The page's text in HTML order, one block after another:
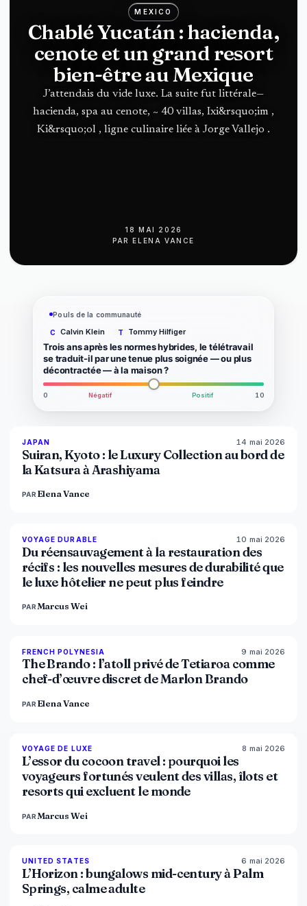
MEXICO
Chablé Yucatán : hacienda,
cenote et un grand resort
bien-être au Mexique
J’attendais du vide luxe. La suite fut littérale—
hacienda, spa au cenote, ~ 40 villas, Ixi&rsquo;im ,
Ki&rsquo;ol , ligne culinaire liée à Jorge Vallejo .
18 MAI 2026
PAR
ELENA VANCE
Pouls de la communauté
C Calvin Klein T Tommy Hilfiger
Trois ans après les normes hybrides, le télétravail
se traduit-il par une tenue plus soignée — ou plus
décontractée — à la maison ?
0 Négatif Positif 10
93% 44
JAPAN 14 mai 2026
Suiran, Kyoto : le Luxury Collection au bord de
la Katsura à Arashiyama
PAR Elena Vance
86% 81
VOYAGE DURABLE 10 mai 2026
Du réensauvagement à la restauration des
récifs : les nouvelles mesures de durabilité que
le luxe hôtelier ne peut plus feindre
PAR Marcus Wei
96% 51
FRENCH POLYNESIA 9 mai 2026
The Brando : l’atoll privé de Tetiaroa comme
chef-d’œuvre discret de Marlon Brando
PAR Elena Vance
% 81
VOYAGE DE LUXE 8 mai 2026
L’essor du cocoon travel : pourquoi les
voyageurs fortunés veulent des villas, îlots et
resorts qui excluent le monde
PAR Marcus Wei
% 68
UNITED STATES 6 mai 2026
L’Horizon : bungalows mid-century à Palm
Springs, calme adulte